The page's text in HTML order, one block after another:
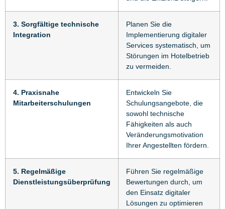
3. Sorgfältige technische
Integration
Planen Sie die
Implementierung digitaler
Services systematisch, um
Störungen im Hotelbetrieb
zu vermeiden.
4. Praxisnahe
Mitarbeiterschulungen
Entwickeln Sie
Schulungsangebote, die
sowohl technische
Fähigkeiten als auch
Veränderungsmotivation
Ihrer Angestellten fördern.
5. Regelmäßige
Dienstleistungsüberprüfung
Führen Sie regelmäßige
Bewertungen durch, um
den Einsatz digitaler
Lösungen zu optimieren